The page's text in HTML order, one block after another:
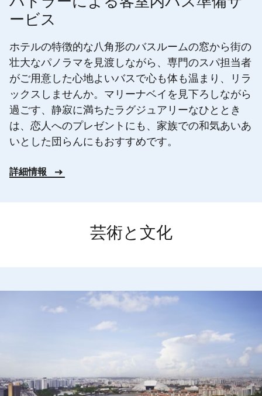
バトラーによる客室内バス準備サ
ービス
ホテルの特徴的な八角形のバスルームの窓から街の
壮大なパノラマを見渡しながら、専門のスパ担当者
がご用意した心地よいバスで心も体も温まり、リラ
ックスしませんか。マリーナベイを見下ろしながら
過ごす、静寂に満ちたラグジュアリーなひととき
は、恋人へのプレゼントにも、家族での和気あいあ
いとした団らんにもおすすめです。
詳細情報
芸術と文化